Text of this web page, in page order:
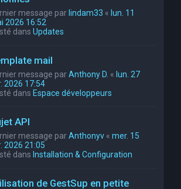
message par lindam33 « lun. 11
2026 16:52
dans Updates
mail
message parAnthony D. « lun. 27
2026 17:54
dans Espace développeurs
API
message parAnthonyv « mer. 15
2026 21:05
dans Installation & Configuration
de GestSup en petite